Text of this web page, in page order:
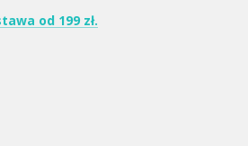
od 199 zł.